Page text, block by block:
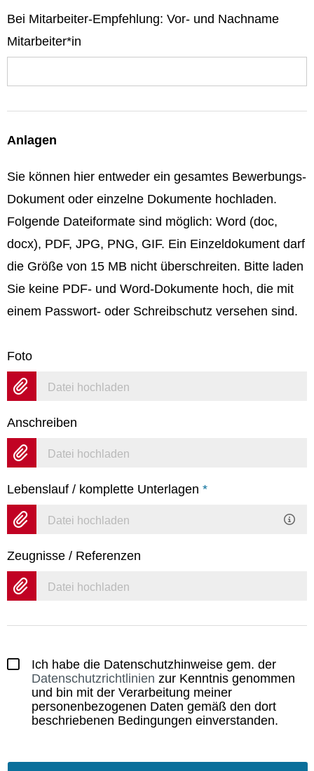
Bei Mitarbeiter-Empfehlung: Vor- und Nachname
Mitarbeiter*in
Anlagen
Sie können hier entweder ein gesamtes Bewerbungs-
Dokument oder einzelne Dokumente hochladen.
Folgende Dateiformate sind möglich: Word (doc,
docx), PDF, JPG, PNG, GIF. Ein Einzeldokument darf
die Größe von 15 MB nicht überschreiten. Bitte laden
Sie keine PDF- und Word-Dokumente hoch, die mit
einem Passwort- oder Schreibschutz versehen sind.
Foto
Datei hochladen
Anschreiben
Datei hochladen
Lebenslauf / komplette Unterlagen *
Datei hochladen
Zeugnisse / Referenzen
Datei hochladen
Ich habe die Datenschutzhinweise gem. der
Datenschutzrichtlinien zur Kenntnis genommen
und bin mit der Verarbeitung meiner
personenbezogenen Daten gemäß den dort
beschriebenen Bedingungen einverstanden.